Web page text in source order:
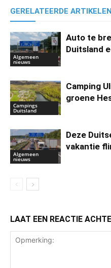
GERELATEERDE ARTIKELEN
Algemeen
nieuws
Auto te
Duitsland
Campings
Duitsland
Camping
groene
Algemeen
nieuws
Deze
vakantie
LAAT EEN REACTIE